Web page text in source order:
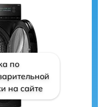
по
на сайте